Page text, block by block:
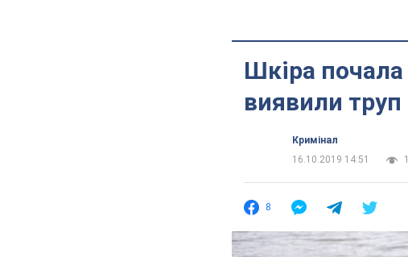
Шкіра почала
виявили труп
Кримінал
16.10.2019 14:51
8